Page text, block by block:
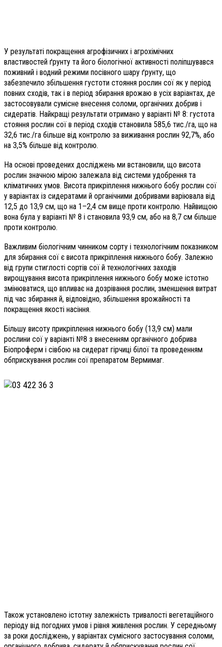
У результаті покращення агрофізичних і агрохімічних
властивостей ґрунту та його біологічної активності поліпшувався
поживний і водний режими посівного шару ґрунту, що
забезпечило збільшення густоти стояння рослин сої як у період
повних сходів, так і в період збирання врожаю в усіх варіантах, де
застосовували сумісне внесення соломи, органічних добрив і
сидератів. Найкращі результати отримано у варіанті № 8: густота
стояння рослин сої в період сходів становила 585,6 тис./га, що на
32,6 тис./га більше від контролю за виживання рослин 92,7%, або
на 3,5% більше від контролю.
На основі проведених досліджень ми встановили, що висота
рослин значною мірою залежала від системи удобрення та
кліматичних умов. Висота прикріплення нижнього бобу рослин сої
у варіантах із сидератами й органічними добривами варіювала від
12,5 до 13,9 см, що на 1–2,4 см вище проти контролю. Найвищою
вона була у варіанті № 8 і становила 93,9 см, або на 8,7 см більше
проти контролю.
Важливим біологічним чинником сорту і технологічним показником
для збирання сої є висота прикріплення нижнього бобу. Залежно
від групи стиглості сортів сої й технологічних заходів
вирощування висота прикріплення нижнього бобу може істотно
змінюватися, що впливає на дозрівання рослин, зменшення витрат
під час збирання й, відповідно, збільшення врожайності та
покращення якості насіння.
Більшу висоту прикріплення нижнього бобу (13,9 см) мали
рослини сої у варіанті №8 з внесенням органічного добрива
Біопроферм і сівбою на сидерат гірчиці білої та проведенням
обприскування рослин сої препаратом Вермимаг.
Також установлено істотну залежність тривалості вегетаційного
періоду від погодних умов і рівня живлення рослин. У середньому
за роки досліджень, у варіантах сумісного застосування соломи,